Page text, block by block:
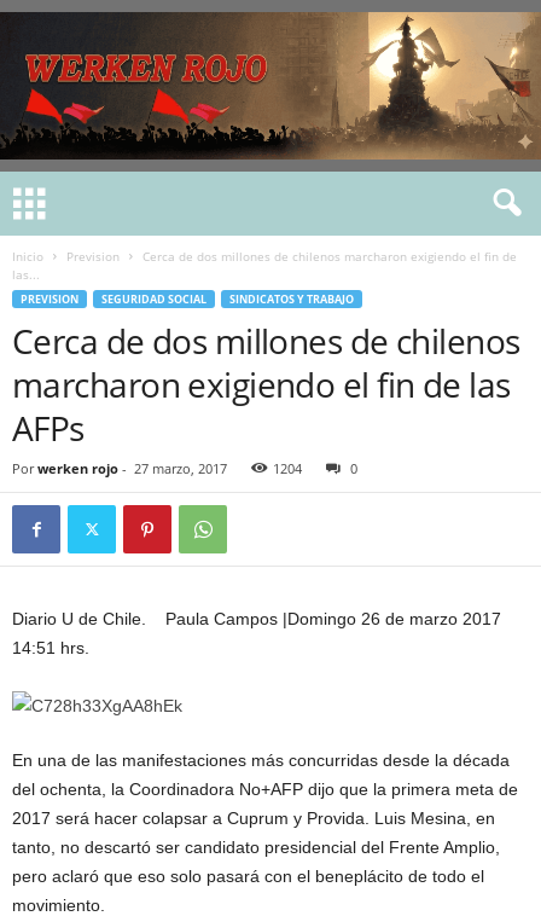
Inicio Prevision
Cerca de dos millones de chilenos marcharon exigiendo el fin de
las...
PREVISION SEGURIDAD SOCIAL SINDICATOS Y TRABAJO
Cerca de dos millones de chilenos
marcharon exigiendo el fin de las
AFPs
Por werken rojo - 27 marzo, 2017 1204 0
Diario U de Chile. Paula Campos |Domingo 26 de marzo 2017
14:51 hrs.
En una de las manifestaciones más concurridas desde la década
del ochenta, la Coordinadora No+AFP dijo que la primera meta de
2017 será hacer colapsar a Cuprum y Provida. Luis Mesina, en
tanto, no descartó ser candidato presidencial del Frente Amplio,
pero aclaró que eso solo pasará con el beneplácito de todo el
movimiento.